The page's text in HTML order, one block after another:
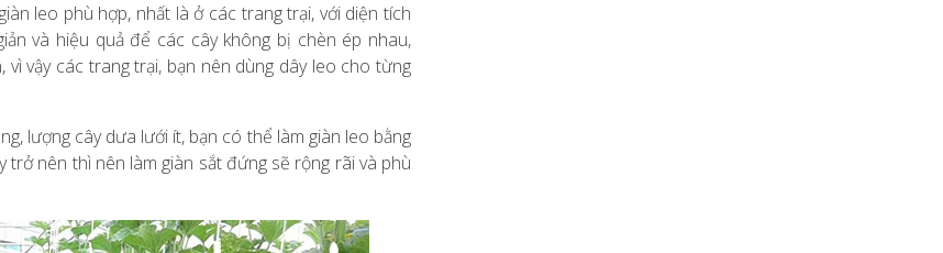
leo phù hợp, nhất là ở các trang trại, với diện tích
và hiệu quả để các cây không bị chèn ép nhau,
vậy các trang trại, bạn nên dùng dây leo cho từng
lượng cây dưa lưới ít, bạn có thể làm giàn leo bằng
nên thì nên làm giàn sắt đứng sẽ rộng rãi và phù